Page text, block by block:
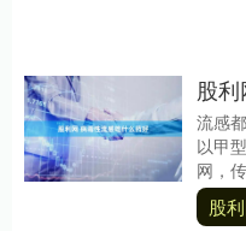
股
流感
以甲
网，
旦确
使用
股